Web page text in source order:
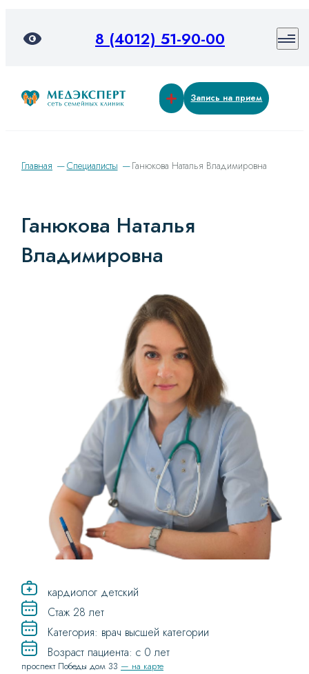
8 (4012) 51-90-00
Запись на прием
Главная Специалисты Ганюкова Наталья Владимировна
Ганюкова Наталья
Владимировна
кардиолог детский
Стаж 28 лет
Категория: врач высшей категории
Возраст пациента: с 0 лет
проспект Победы дом 33 — на карте